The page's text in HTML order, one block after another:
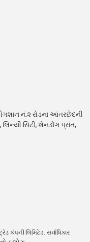
નં.૨ રોડના આંતરછેદની
લિન્યી સિટી, શેનડોંગ પ્રાંત,
કંપની લિમિટેડ. સર્વાધિકાર